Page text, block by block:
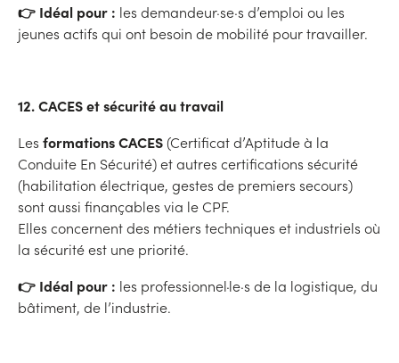
👉 Idéal pour : les demandeur·se·s d’emploi ou les
jeunes actifs qui ont besoin de mobilité pour travailler.
12. CACES et sécurité au travail
Les formations CACES(Certificat d’Aptitude à la
Conduite En Sécurité) et autres certifications sécurité
(habilitation électrique, gestes de premiers secours)
sont aussi finançables via le CPF.
Elles concernent des métiers techniques et industriels où
la sécurité est une priorité.
👉 Idéal pour : les professionnel·le·s de la logistique, du
bâtiment, de l’industrie.